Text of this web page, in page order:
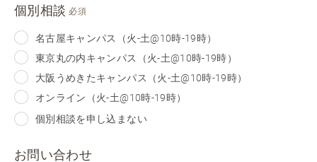
個別相談 必須
名古屋キャンパス（火-土@10時-19時）
東京丸の内キャンパス（火-土@10時-19時）
大阪うめきたキャンパス（火-土@10時-19時）
オンライン（火-土@10時-19時）
個別相談を申し込まない
お問い合わせ